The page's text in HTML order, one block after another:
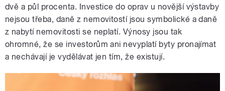
dvě a půl procenta. Investice do oprav u novější výstavby
nejsou třeba, daně z nemovitostí jsou symbolické a daně
z nabytí nemovitosti se neplatí. Výnosy jsou tak
ohromné, že se investorům ani nevyplatí byty pronajímat
a nechávají je vydělávat jen tím, že existují.